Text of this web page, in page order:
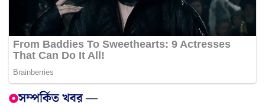
সম্পর্কিত খবর —